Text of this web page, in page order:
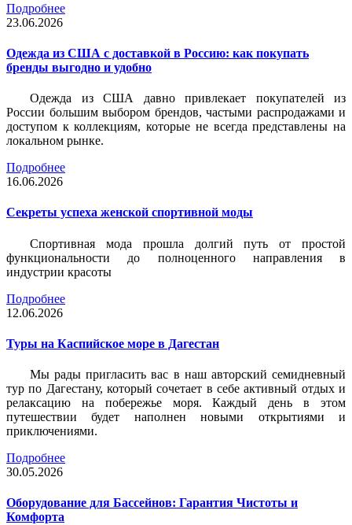
Подробнее
23.06.2026
Одежда из США с доставкой в Россию: как покупать
бренды выгодно и удобно
Одежда из США давно привлекает покупателей из
России большим выбором брендов, частыми распродажами и
доступом к коллекциям, которые не всегда представлены на
локальном рынке.
Подробнее
16.06.2026
Секреты успеха женской спортивной моды
Спортивная мода прошла долгий путь от простой
функциональности до полноценного направления в
индустрии красоты
Подробнее
12.06.2026
Туры на Каспийское море в Дагестан
Мы рады пригласить вас в наш авторский семидневный
тур по Дагестану, который сочетает в себе активный отдых и
релаксацию на побережье моря. Каждый день в этом
путешествии будет наполнен новыми открытиями и
приключениями.
Подробнее
30.05.2026
Оборудование для Бассейнов: Гарантия Чистоты и
Комфорта